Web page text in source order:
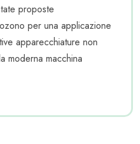
proposte
per una applicazione
apparecchiature non
moderna macchina